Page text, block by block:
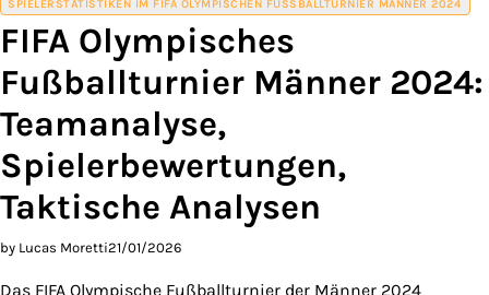
SPIELERSTATISTIKEN IM FIFA OLYMPISCHEN FUSSBALLTURNIER MÄNNER 2024
FIFA Olympisches
Fußballturnier Männer 2024:
Teamanalyse,
Spielerbewertungen,
Taktische Analysen
by Lucas Moretti21/01/2026
Das FIFA Olympische Fußballturnier der Männer 2024